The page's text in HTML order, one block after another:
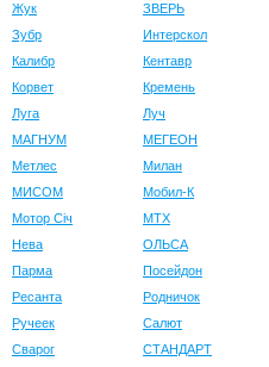
Жук
ЗВЕРЬ
Зубр
Интерскол
Калибр
Кентавр
Корвет
Кремень
Луга
Луч
МАГНУМ
МЕГЕОН
Метлес
Милан
МИСОМ
Мобил-К
Мотор Сiч
МТХ
Нева
ОЛЬСА
Парма
Посейдон
Ресанта
Родничок
Ручеек
Салют
Сварог
СТАНДАРТ